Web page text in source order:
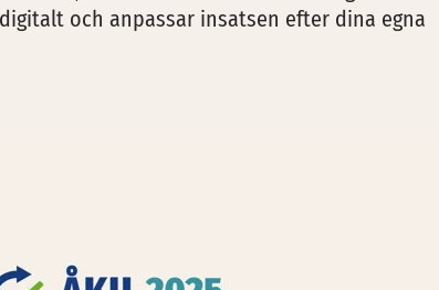
och anpassar insatsen efter dina egna